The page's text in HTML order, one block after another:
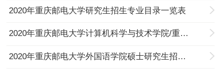
2020年重庆邮电大学研究生招生专业目录一览表
2020年重庆邮电大学计算机科学与技术学院/重邮科大讯飞人工智能学院硕士研究生（专业型）招生专业目录
2020年重庆邮电大学外国语学院硕士研究生招生专业目录